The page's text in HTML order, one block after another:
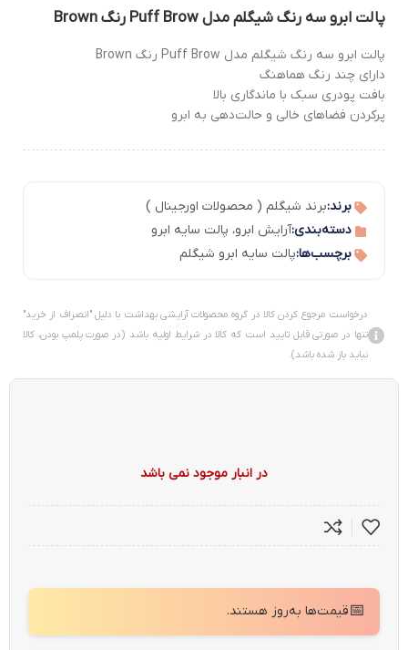
پالت ابرو سه رنگ شیگلم مدل Puff Brow رنگ Brown
پالت ابرو سه رنگ شیگلم مدل Puff Brow رنگ Brown
دارای چند رنگ هماهنگ
بافت پودری سبک با ماندگاری بالا
پرکردن فضاهای خالی و حالت‌دهی به ابرو
برند:برند شیگلم ( محصولات اورجینال )
دسته‌بندی:آرایش ابرو، پالت سایه ابرو
برچسب‌ها:پالت سایه ابرو شیگلم
درخواست مرجوع کردن کالا در گروه محصولات آرایشی بهداشت با دلیل "انصراف از خرید"
تنها در صورتی قابل تایید است که کالا در شرایط اولیه باشد (در صورت پلمپ بودن، کالا
نباید باز شده باشد).
در انبار موجود نمی باشد
📅قیمت‌ها به‌روز هستند.